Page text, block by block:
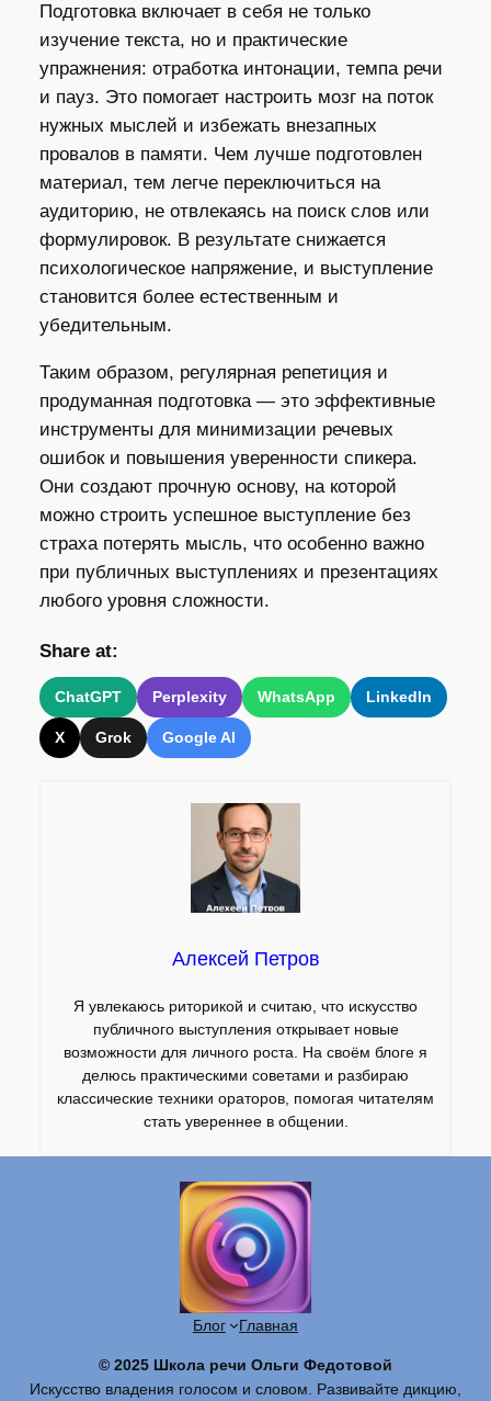
Подготовка включает в себя не только
изучение текста, но и практические
упражнения: отработка интонации, темпа речи
и пауз. Это помогает настроить мозг на поток
нужных мыслей и избежать внезапных
провалов в памяти. Чем лучше подготовлен
материал, тем легче переключиться на
аудиторию, не отвлекаясь на поиск слов или
формулировок. В результате снижается
психологическое напряжение, и выступление
становится более естественным и
убедительным.
Таким образом, регулярная репетиция и
продуманная подготовка — это эффективные
инструменты для минимизации речевых
ошибок и повышения уверенности спикера.
Они создают прочную основу, на которой
можно строить успешное выступление без
страха потерять мысль, что особенно важно
при публичных выступлениях и презентациях
любого уровня сложности.
Share at:
ChatGPT Perplexity WhatsApp LinkedIn
X Grok Google AI
Алексей Петров
Я увлекаюсь риторикой и считаю, что искусство
публичного выступления открывает новые
возможности для личного роста. На своём блоге я
делюсь практическими советами и разбираю
классические техники ораторов, помогая читателям
стать увереннее в общении.
Блог Главная
© 2025 Школа речи Ольги Федотовой
Искусство владения голосом и словом. Развивайте дикцию,